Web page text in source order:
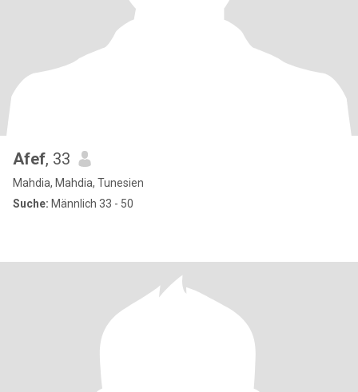
Afef, 33
Mahdia, Mahdia, Tunesien
Suche: Männlich 33 - 50